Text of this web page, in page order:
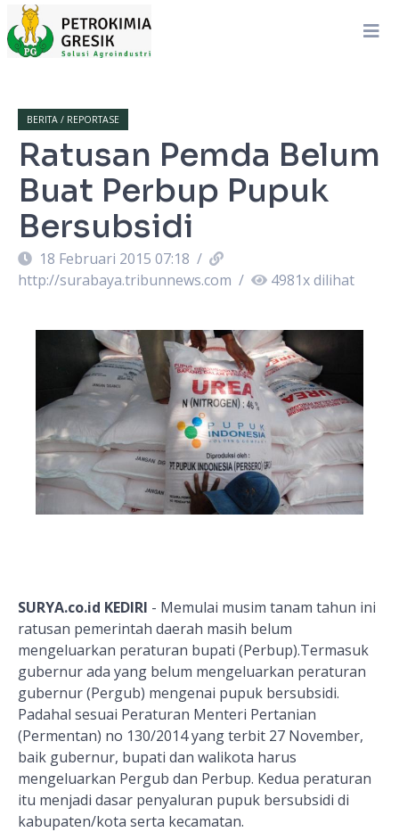
BERITA / REPORTASE
Ratusan Pemda Belum
Buat Perbup Pupuk
Bersubsidi
18 Februari 2015 07:18 /
http://surabaya.tribunnews.com / 4981x dilihat
SURYA.co.id KEDIRI - Memulai musim tanam tahun ini
ratusan pemerintah daerah masih belum
mengeluarkan peraturan bupati (Perbup).Termasuk
gubernur ada yang belum mengeluarkan peraturan
gubernur (Pergub) mengenai pupuk bersubsidi.
Padahal sesuai Peraturan Menteri Pertanian
(Permentan) no 130/2014 yang terbit 27 November,
baik gubernur, bupati dan walikota harus
mengeluarkan Pergub dan Perbup. Kedua peraturan
itu menjadi dasar penyaluran pupuk bersubsidi di
kabupaten/kota serta kecamatan.